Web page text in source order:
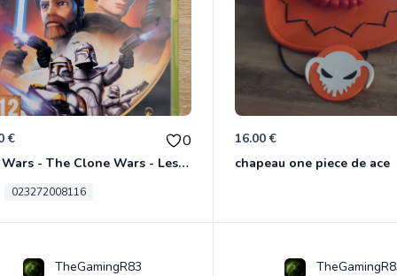
€ 0
Star Wars - The Clone Wars - Les Héros De La République Xbox 360
023272008116
16.00 €
chapeau one piece de ace
TheGamingR83